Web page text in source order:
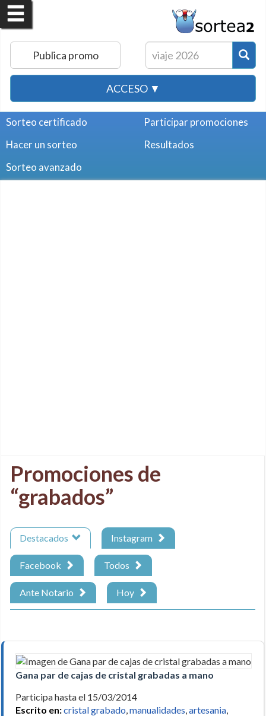
Publica promo
ACCESO ▼
Sorteo certificado
Hacer un sorteo
Sorteo avanzado
Participar promociones
Resultados
Promociones de
“grabados”
Destacados Instagram
Facebook Todos
Ante Notario Hoy
Gana par de cajas de cristal grabadas a mano
Participa hasta el 15/03/2014
Escrito en:cristal grabado,manualidades,artesania,